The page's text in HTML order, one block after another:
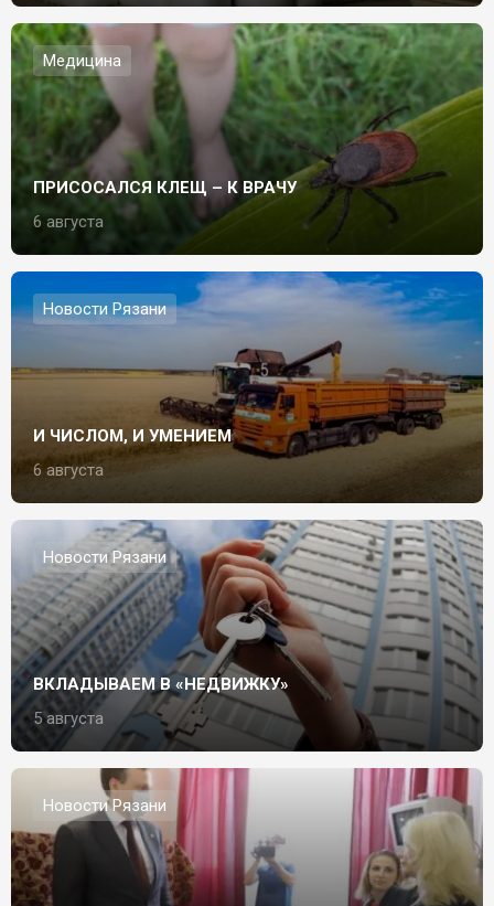
Медицина
ПРИСОСАЛСЯ КЛЕЩ – К ВРАЧУ
6 августа
Новости Рязани
И ЧИСЛОМ, И УМЕНИЕМ
6 августа
Новости Рязани
ВКЛАДЫВАЕМ В «НЕДВИЖКУ»
5 августа
Новости Рязани